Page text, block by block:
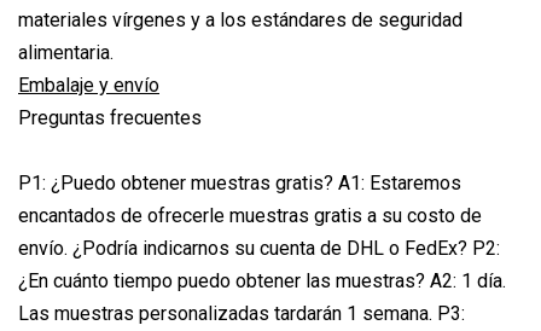
materiales vírgenes y a los estándares de seguridad
alimentaria.
Embalaje y envío
Preguntas frecuentes
P1: ¿Puedo obtener muestras gratis? A1: Estaremos
encantados de ofrecerle muestras gratis a su costo de
envío. ¿Podría indicarnos su cuenta de DHL o FedEx? P2:
¿En cuánto tiempo puedo obtener las muestras? A2: 1 día.
Las muestras personalizadas tardarán 1 semana. P3: